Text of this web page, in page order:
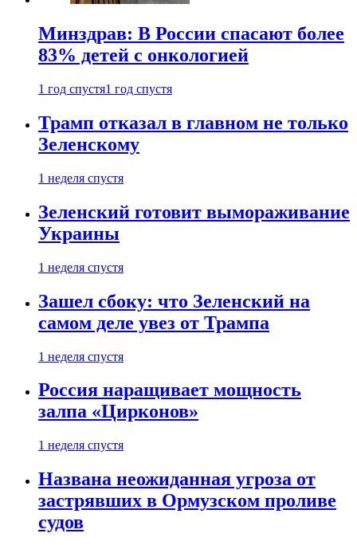
Минздрав: В России спасают более
83% детей с онкологией
1 год спустя1 год спустя
Трамп отказал в главном не только
Зеленскому
1 неделя спустя
Зеленский готовит вымораживание
Украины
1 неделя спустя
Зашел сбоку: что Зеленский на
самом деле увез от Трампа
1 неделя спустя
Россия наращивает мощность
залпа «Цирконов»
1 неделя спустя
Названа неожиданная угроза от
застрявших в Ормузском проливе
судов